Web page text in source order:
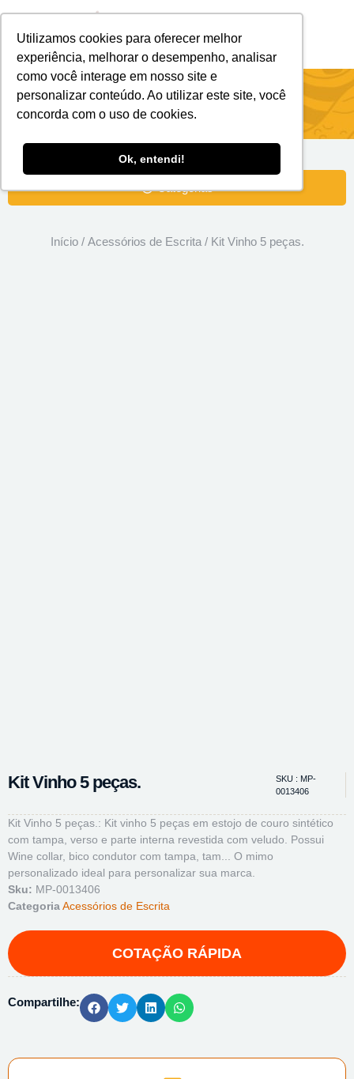
Utilizamos cookies para oferecer melhor
experiência, melhorar o desempenho, analisar
como você interage em nosso site e
personalizar conteúdo. Ao utilizar este site, você
concorda com o uso de cookies.
Ok, entendi!
Kit Vinho 5 peças.
Categorias
Início/ Acessórios de Escrita/ Kit Vinho 5 peças.
Kit Vinho 5 peças.
SKU : MP-
0013406
Kit Vinho 5 peças.: Kit vinho 5 peças em estojo de couro sintético
com tampa, verso e parte interna revestida com veludo. Possui
Wine collar, bico condutor com tampa, tam... O mimo
personalizado ideal para personalizar sua marca.
Sku: MP-0013406
CategoriaAcessórios de Escrita
Compartilhe: